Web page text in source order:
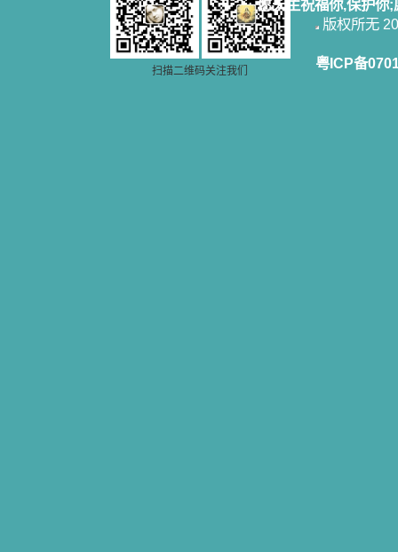
扫描二维码关注我们
愿天主祝福你,保护你
版权所无
粤ICP备